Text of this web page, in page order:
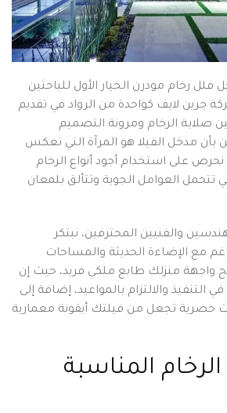
رخام مودرن الخيار الأول للباحثين
جرين لايف كواحدة من الرواد في تقديم
صلابة الرخام ومرونة التصميم
بأن مدخل الفيلا هو المرآة التي تعكس
على استخدام أجود أنواع الرخام
تتحمل العوامل الجوية وتتألق بلمعان
والفنيين المحترفين، نبتكر
مع الإضاءة الحديثة والمساحات
واجهة منزلك طابع ملكي فريد، حيث إن
التنفيذ والالتزام بالمواعيد، إضافة إلى
حصرية تجعل من فيلتك أيقونة معمارية
الرخام المناسبة